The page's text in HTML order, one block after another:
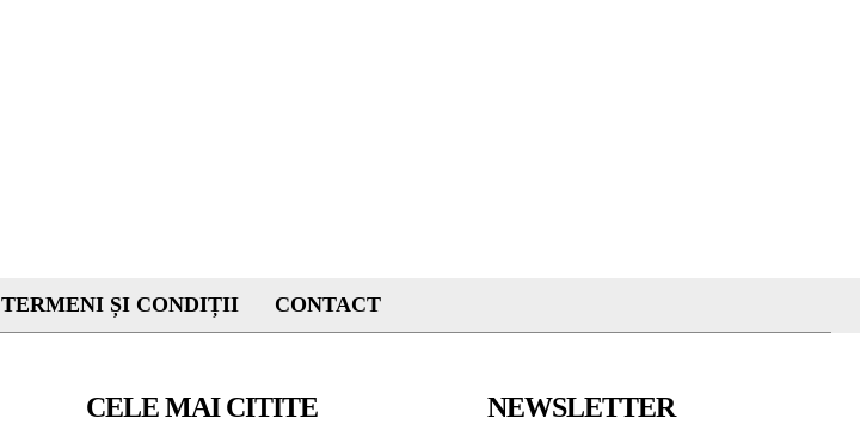
TERMENI ȘI CONDIȚII CONTACT
CELE MAI CITITE NEWSLETTER